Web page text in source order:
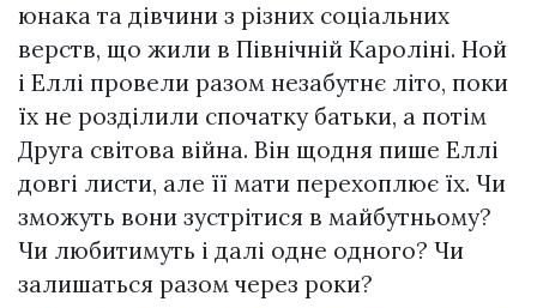
юнака та дівчини з різних соціальних
верств, що жили в Північній Кароліні. Ной
і Еллі провели разом незабутнє літо, поки
їх не розділили спочатку батьки, а потім
Друга світова війна. Він щодня пише Еллі
довгі листи, але її мати перехоплює їх. Чи
зможуть вони зустрітися в майбутньому?
Чи любитимуть і далі одне одного? Чи
залишаться разом через роки?